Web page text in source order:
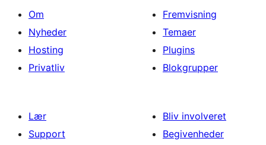
Om
Nyheder
Hosting
Privatliv
Fremvisning
Temaer
Plugins
Blokgrupper
Lær
Support
Bliv involveret
Begivenheder